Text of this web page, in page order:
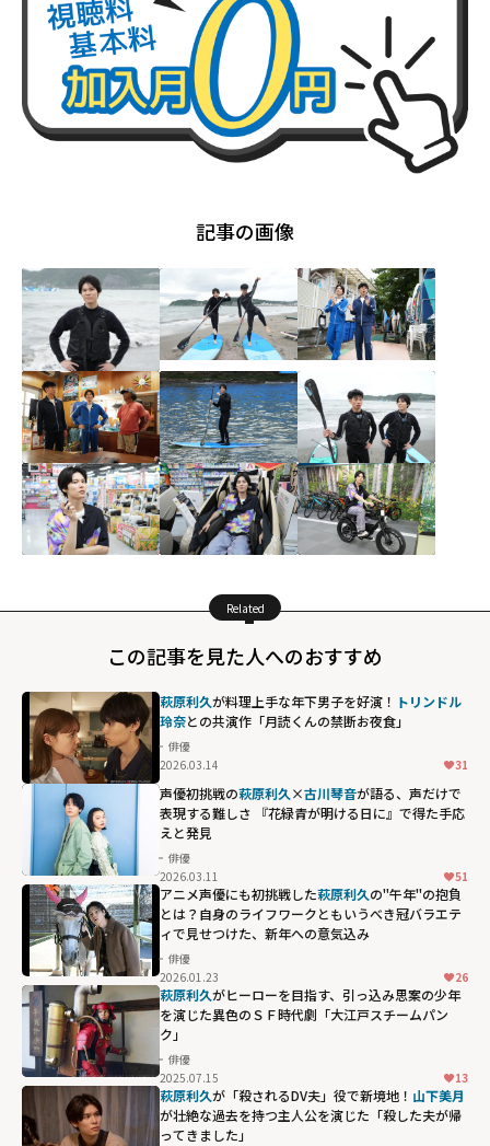
記事の画像
Related
この記事を見た人へのおすすめ
萩原利久が料理上手な年下男子を好演！ トリンドル
玲奈との共演作「月読くんの禁断お夜食」
俳優
2026.03.14
31
声優初挑戦の萩原利久×古川琴音が語る、声だけで
表現する難しさ 『花緑青が明ける日に』で得た手応
えと発見
俳優
2026.03.11
51
アニメ声優にも初挑戦した萩原利久の"午年"の抱負
とは？自身のライフワークともいうべき冠バラエテ
ィで見せつけた、新年への意気込み
俳優
2026.01.23
26
萩原利久がヒーローを目指す、引っ込み思案の少年
を演じた異色のＳＦ時代劇「大江戸スチームパン
ク」
俳優
2025.07.15
13
萩原利久が「殺されるDV夫」役で新境地！ 山下美月
が壮絶な過去を持つ主人公を演じた「殺した夫が帰
ってきました」